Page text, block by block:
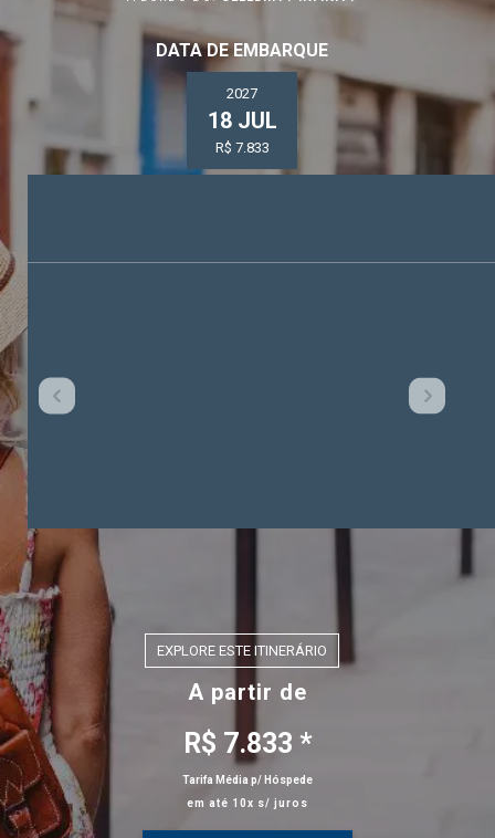
DATA DE EMBARQUE
2027
18 JUL
R$ 7.833
EXPLORE ESTE ITINERÁRIO
A partir de
R$ 7.833 *
Tarifa Média p/ Hóspede
em até 10x s/ juros